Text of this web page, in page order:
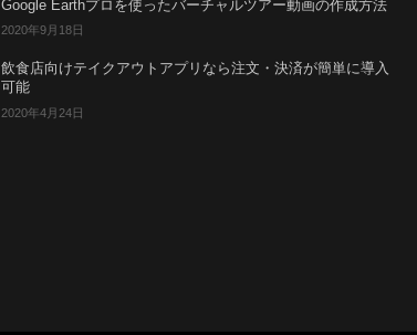
Google Earthプロを使ったバーチャルツアー動画の作成方法
2020年9月18日
飲食店向けテイクアウトアプリなら注文・決済が簡単に導入
可能
2020年4月24日